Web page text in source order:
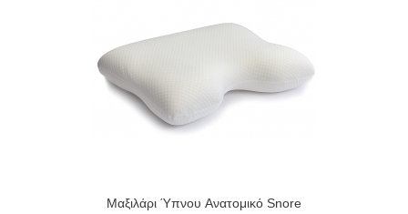
Μαξιλάρι Ύπνου Aνατομικό Snore